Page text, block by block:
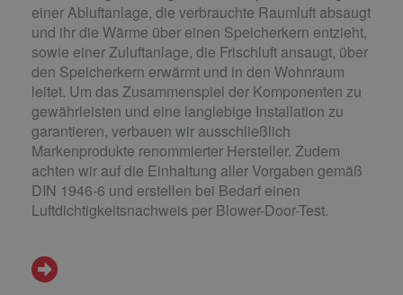
einer Abluftanlage, die verbrauchte Raumluft absaugt
und ihr die Wärme über einen Speicherkern entzieht,
sowie einer Zuluftanlage, die Frischluft ansaugt, über
den Speicherkern erwärmt und in den Wohnraum
leitet. Um das Zusammenspiel der Komponenten zu
gewährleisten und eine langlebige Installation zu
garantieren, verbauen wir ausschließlich
Markenprodukte renommierter Hersteller. Zudem
achten wir auf die Einhaltung aller Vorgaben gemäß
DIN 1946-6 und erstellen bei Bedarf einen
Luftdichtigkeitsnachweis per Blower-Door-Test.